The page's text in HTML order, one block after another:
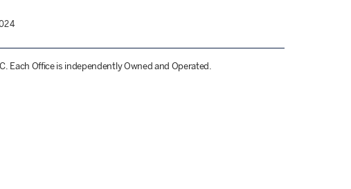
Each Office is independently Owned and Operated.